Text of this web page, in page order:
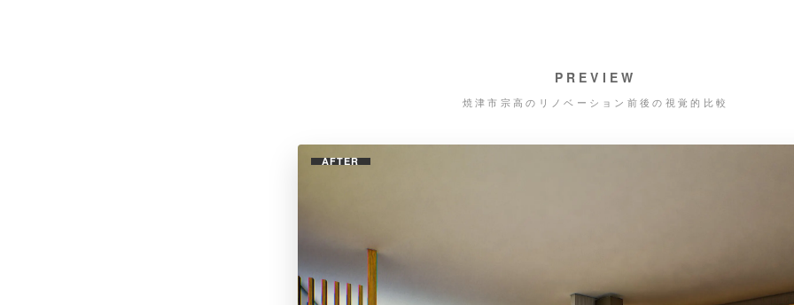
PREVIEW
焼津市宗高のリノベーション前後の視覚的比較
AFTER